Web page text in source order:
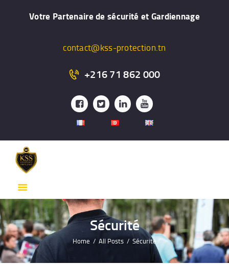
Votre Partenaire de sécurité et Gardiennage
contact@kss-protection.tn
+216 71 862 000
Sécurité
Home All Posts Sécurité
FORMATION
SYSTÉME DE
PROTECTION